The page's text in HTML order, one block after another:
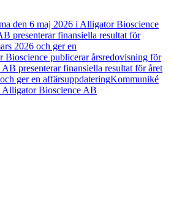
den 6 maj 2026 i Alligator Bioscience
presenterar finansiella resultat för
2026 och ger en
Bioscience publicerar årsredovisning för
presenterar finansiella resultat för året
ger en affärsuppdateringKommuniké
Alligator Bioscience AB